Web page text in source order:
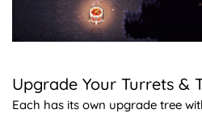
Upgrade Your Turrets &
Each has its own upgrade tree